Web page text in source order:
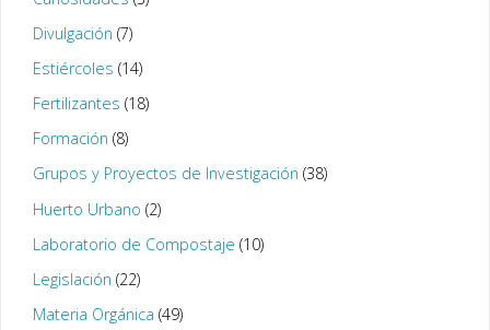
Divulgación (7)
Estiércoles (14)
Fertilizantes (18)
Formación (8)
Grupos y Proyectos de Investigación (38)
Huerto Urbano (2)
Laboratorio de Compostaje (10)
Legislación (22)
Materia Orgánica (49)